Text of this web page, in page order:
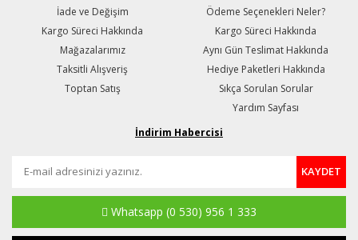
İade ve Değişim
Kargo Süreci Hakkında
Mağazalarımız
Taksitli Alışveriş
Toptan Satış
Ödeme Seçenekleri Neler?
Kargo Süreci Hakkında
Aynı Gün Teslimat Hakkında
Hediye Paketleri Hakkında
Sıkça Sorulan Sorular
Yardım Sayfası
İndirim Habercisi
KAYDET
Whatsapp (0 530) 956 1 333